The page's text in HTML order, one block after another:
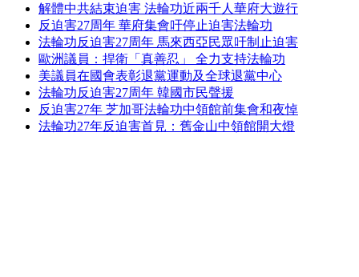
解體中共結束迫害 法輪功近兩千人華府大遊行
反迫害27周年 華府集會吁停止迫害法輪功
法輪功反迫害27周年 馬來西亞民眾吁制止迫害
歐洲議員：捍衛「真善忍」 全力支持法輪功
美議員在國會表彰退黨運動及全球退黨中心
法輪功反迫害27周年 韓國市民聲援
反迫害27年 芝加哥法輪功中領館前集會和夜悼
法輪功27年反迫害首見：舊金山中領館開大燈